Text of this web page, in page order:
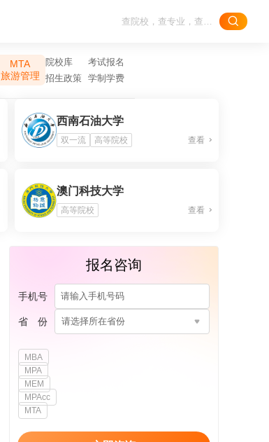
MTA
旅游管理
院校库
考试报名
招生政策
学制学费
西南石油大学
双一流 高等院校 查看
澳门科技大学
高等院校 查看
报名咨询
手机号
省 份 请选择所在省份
MBA
MPA
MEM
MPAcc
MTA